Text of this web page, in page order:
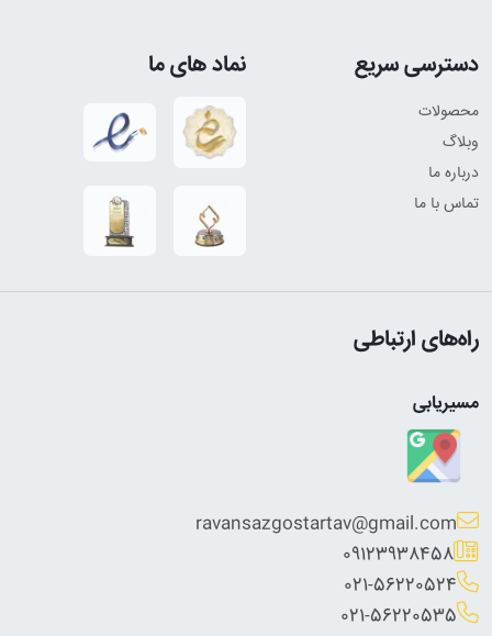
دسترسی سریع
محصولات
وبلاگ
درباره ما
تماس با ما
نماد های ما
راه‌های ارتباطی
مسیریابی
ravansazgostartav@gmail.com
09123938458
021-56220524
021-56220535